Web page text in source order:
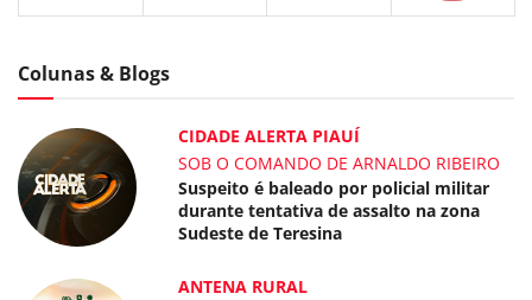
Colunas & Blogs
CIDADE ALERTA PIAUÍ
SOB O COMANDO DE ARNALDO RIBEIRO
Suspeito é baleado por policial militar
durante tentativa de assalto na zona
Sudeste de Teresina
ANTENA RURAL